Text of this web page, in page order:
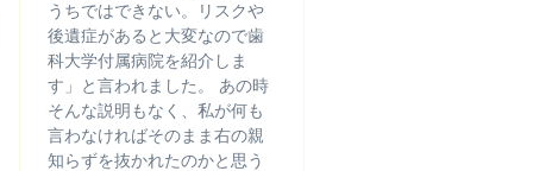
うちではできない。リスクや
後遺症があると大変なので歯
科大学付属病院を紹介しま
す」と言われました。 あの時
そんな説明もなく、私が何も
言わなければそのまま右の親
知らずを抜かれたのかと思う